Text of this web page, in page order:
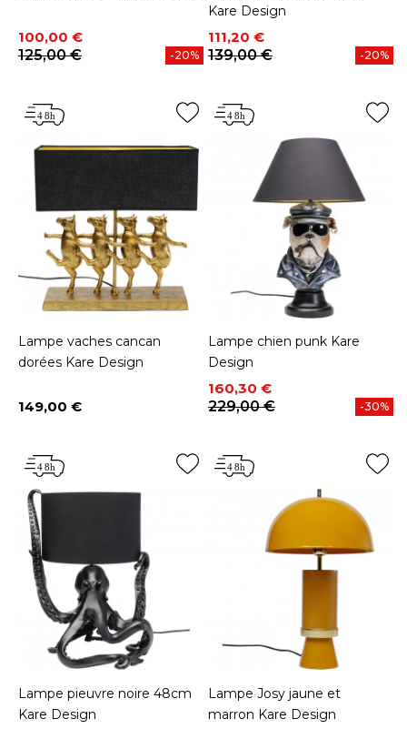
Prix
100,00 €
Prix de base
125,00 €
-20%
Kare Design
Prix
111,20 €
Prix de base
139,00 €
-20%
Lampe vaches cancan
dorées Kare Design
Prix
149,00 €
Lampe chien punk Kare
Design
Prix
160,30 €
Prix de base
229,00 €
-30%
Lampe pieuvre noire 48cm
Kare Design
Lampe Josy jaune et
marron Kare Design